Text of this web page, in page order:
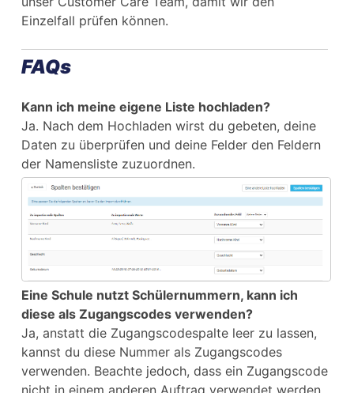
Einzelfall prüfen können.
FAQs
Kann ich meine eigene Liste hochladen?
Ja. Nach dem Hochladen wirst du gebeten, deine
Daten zu überprüfen und deine Felder den Feldern
der Namensliste zuzuordnen.
Eine Schule nutzt Schülernummern, kann ich
diese als Zugangscodes verwenden?
Ja, anstatt die Zugangscodespalte leer zu lassen,
kannst du diese Nummer als Zugangscodes
verwenden. Beachte jedoch, dass ein Zugangscode
nicht in einem anderen Auftrag verwendet werden